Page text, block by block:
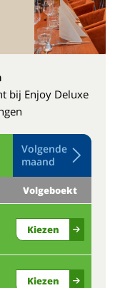
bij Enjoy Deluxe
Volgende
maand
Volgeboekt
Kiezen
Kiezen